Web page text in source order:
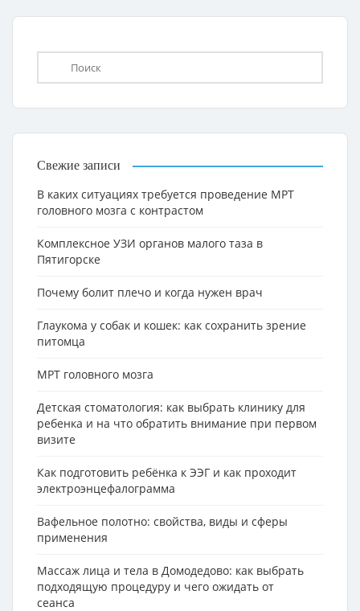
Свежие записи
В каких ситуациях требуется проведение МРТ
головного мозга с контрастом
Комплексное УЗИ органов малого таза в
Пятигорске
Почему болит плечо и когда нужен врач
Глаукома у собак и кошек: как сохранить зрение
питомца
МРТ головного мозга
Детская стоматология: как выбрать клинику для
ребенка и на что обратить внимание при первом
визите
Как подготовить ребёнка к ЭЭГ и как проходит
электроэнцефалограмма
Вафельное полотно: свойства, виды и сферы
применения
Массаж лица и тела в Домодедово: как выбрать
подходящую процедуру и чего ожидать от
сеанса